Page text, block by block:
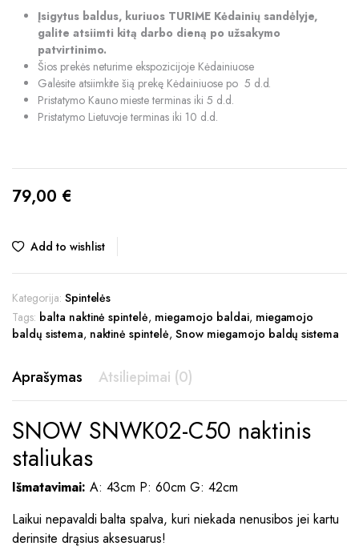
Įsigytus baldus, kuriuos TURIME Kėdainių sandėlyje,
galite atsiimti kitą darbo dieną po užsakymo
patvirtinimo.
Šios prekės neturime ekspozicijoje Kėdainiuose
Galėsite atsiimkite šią prekę Kėdainiuose po 5 d.d.
Pristatymo Kauno mieste terminas iki 5 d.d.
Pristatymo Lietuvoje terminas iki 10 d.d.
79,00 €
Add to wishlist
Kategorija: Spintelės
Tags: balta naktinė spintelė, miegamojo baldai, miegamojo
baldų sistema, naktinė spintelė,Snow miegamojo baldų sistema
Aprašymas Atsiliepimai (0)
SNOW SNWK02-C50 naktinis
staliukas
Išmatavimai: A: 43cm P: 60cm G: 42cm
Laikui nepavaldi balta spalva, kuri niekada nenusibos jei kartu
derinsite drąsius aksesuarus!